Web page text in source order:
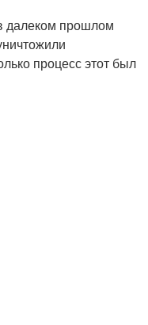
далеком прошлом
процесс этот был